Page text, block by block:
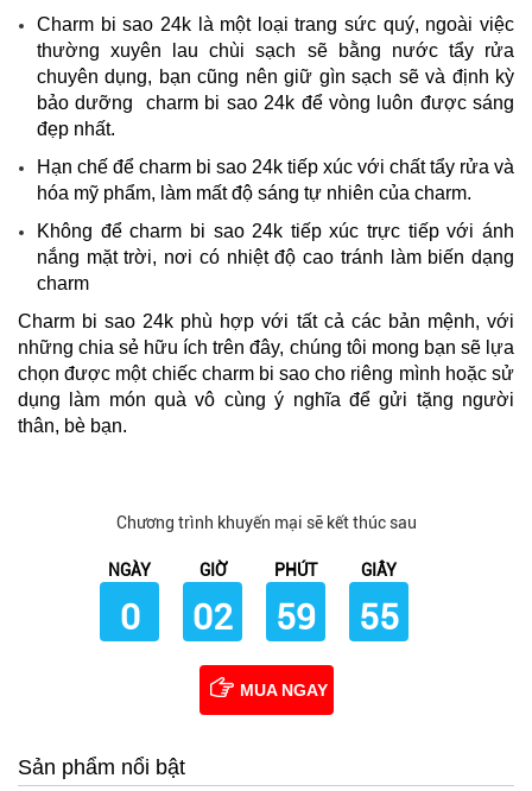
Charm bi sao 24k là một loại trang sức quý, ngoài việc
thường xuyên lau chùi sạch sẽ bằng nước tẩy rửa
chuyên dụng, bạn cũng nên giữ gìn sạch sẽ và định kỳ
bảo dưỡng charm bi sao 24k để vòng luôn được sáng
đẹp nhất.
Hạn chế để charm bi sao 24k tiếp xúc với chất tẩy rửa và
hóa mỹ phẩm, làm mất độ sáng tự nhiên của charm.
Không để charm bi sao 24k tiếp xúc trực tiếp với ánh
nắng mặt trời, nơi có nhiệt độ cao tránh làm biến dạng
charm
Charm bi sao 24k phù hợp với tất cả các bản mệnh, với
những chia sẻ hữu ích trên đây, chúng tôi mong bạn sẽ lựa
chọn được một chiếc charm bi sao cho riêng mình hoặc sử
dụng làm món quà vô cùng ý nghĩa để gửi tặng người
thân, bè bạn.
Chương trình khuyến mại sẽ kết thúc sau
NGÀY
0
GIỜ
02
PHÚT
59
GIÂY
54
MUA NGAY
Sản phẩm nổi bật